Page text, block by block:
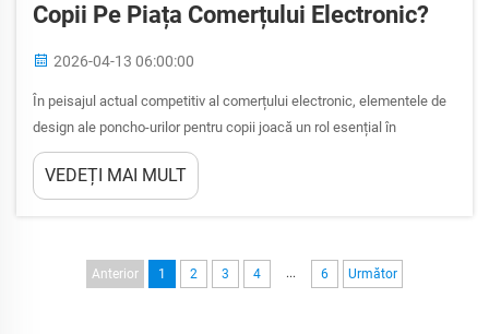
Copii Pe Piața Comerțului Electronic?
2026-04-13 06:00:00
În peisajul actual competitiv al comerțului electronic, elementele de
design ale poncho-urilor pentru copii joacă un rol esențial în
obținerea succesului în vânzări și în atragerea atenției atât a copiilor,
cât și a părinților lor. Designurile amuzante și captivante transformă
VEDEȚI MAI MULT
Anterior 1 2 3 4 ... 6 Următor